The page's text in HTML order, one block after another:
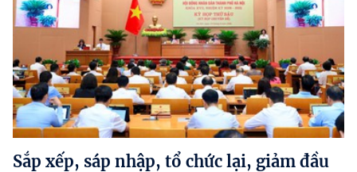
Sắp xếp, sáp nhập, tổ chức lại, giảm đầu